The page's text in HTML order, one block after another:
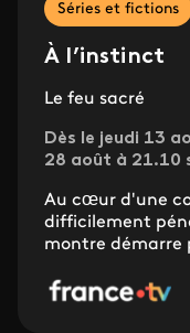
Séries et fictions
À l’instinct
Le feu sacré
Dès le jeudi 13
28 août à 21.10
Au cœur d'une
difficilement
montre démarre